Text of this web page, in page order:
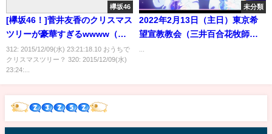
欅坂46
[欅坂46！]菅井友香のクリスマス
ツリーが豪華すぎるwwww（猫
画像あり）
312: 2015/12/09(水) 23:21:18.10 おうちで
クリスマスツリー？ 320: 2015/12/09(水)
23:24:...
未分類
2022年2月13日（主日）東京希
望宣教教会（三井百合花牧師）